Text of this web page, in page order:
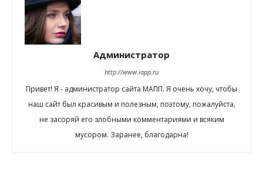
Администратор
http://www.iapp.ru
Привет! Я - администратор сайта МАПП. Я очень хочу, чтобы
наш сайт был красивым и полезным, поэтому, пожалуйста,
не засоряй его злобными комментариями и всяким
мусором. Заранее, благодарна!